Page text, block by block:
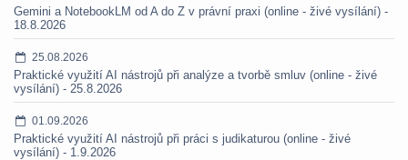
Gemini a NotebookLM od A do Z v právní praxi (online - živé vysílání) -
18.8.2026
25.08.2026
Praktické využití AI nástrojů při analýze a tvorbě smluv (online - živé
vysílání) - 25.8.2026
01.09.2026
Praktické využití AI nástrojů při práci s judikaturou (online - živé
vysílání) - 1.9.2026